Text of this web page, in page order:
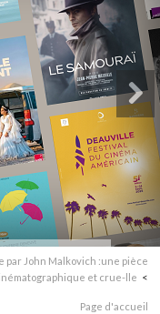
par John Malkovich :une pièce
et crue-lle
Page d'accueil